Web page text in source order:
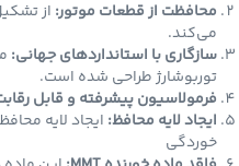
از قطعات موتور:از تشکیل
با استانداردهای جهانی:
طراحی شده است.
پیشرفته و قابل رقابت با
لایه محافظ:ایجاد لایه محافظ